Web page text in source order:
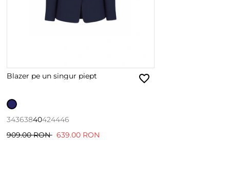
Blazer pe un singur piept
34363840424446
909.00 RON 639.00 RON